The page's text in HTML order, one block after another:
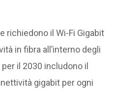
richiedono il Wi-Fi Gigabit
in fibra all’interno degli
per il 2030 includono il
gigabit per ogni